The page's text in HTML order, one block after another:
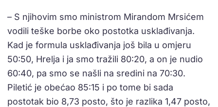
– S njihovim smo ministrom Mirandom Mrsićem
vodili teške borbe oko postotka usklađivanja.
Kad je formula usklađivanja još bila u omjeru
50:50, Hrelja i ja smo tražili 80:20, a on je nudio
60:40, pa smo se našli na sredini na 70:30.
Piletić je obećao 85:15 i po tome bi sada
postotak bio 8,73 posto, što je razlika 1,47 posto,